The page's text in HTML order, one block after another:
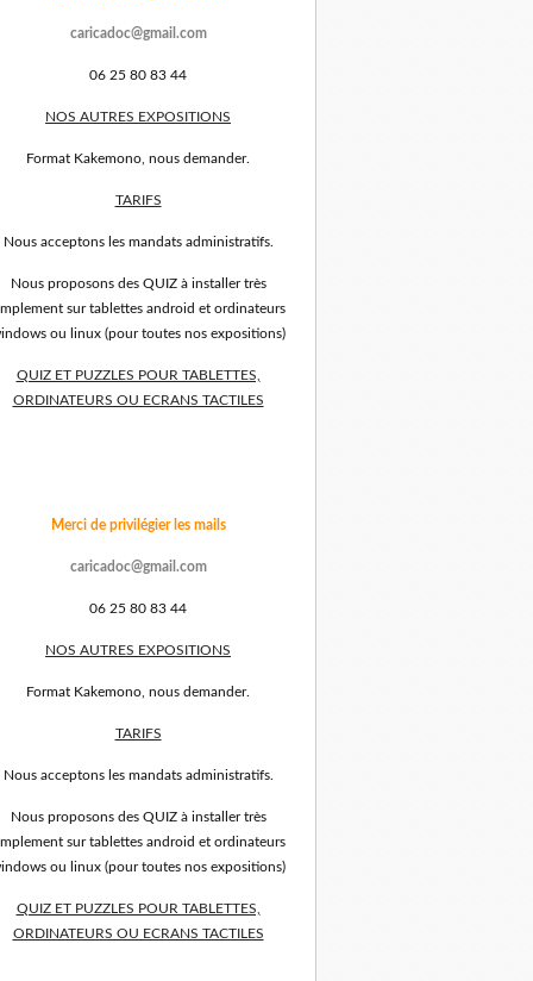
caricadoc@gmail.com
06 25 80 83 44
NOS AUTRES EXPOSITIONS
Format Kakemono, nous demander.
TARIFS
Nous acceptons les mandats administratifs.
Nous proposons des QUIZ à installer très
sur tablettes android et ordinateurs
ou linux (pour toutes nos expositions)
QUIZ ET PUZZLES POUR TABLETTES,
ORDINATEURS OU ECRANS TACTILES
Merci de privilégier les mails
caricadoc@gmail.com
06 25 80 83 44
NOS AUTRES EXPOSITIONS
Format Kakemono, nous demander.
TARIFS
Nous acceptons les mandats administratifs.
Nous proposons des QUIZ à installer très
sur tablettes android et ordinateurs
ou linux (pour toutes nos expositions)
QUIZ ET PUZZLES POUR TABLETTES,
ORDINATEURS OU ECRANS TACTILES